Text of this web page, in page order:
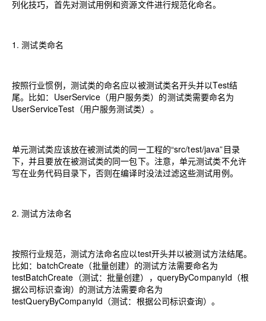
列化技巧，首先对测试用例和资源文件进行规范化命名。
1.测试类命名
按照行业惯例，测试类的命名应以被测试类名开头并以Test结
尾。比如： UserService（用户服务类） 的测试类需要命名为
UserServiceTest （用户服务测试类） 。
单元测试类应该放在被测试类的同一工程的“src/test/java”目录
下，并且要放在被测试类的同一包下。注意，单元测试类不允许
写在业务代码目录下，否则在编译时没法过滤这些测试用例。
2.测试方法命名
按照行业规范，测试方法命名应以test开头并以被测试方法结尾。
比如：batchCreate （批量创建） 的测试方法需要命名为
testBatchCreate （测试：批量创建） ，queryByCompanyId （根
据公司标识查询） 的测试方法需要命名为
testQueryByCompanyId （测试：根据公司标识查询）。